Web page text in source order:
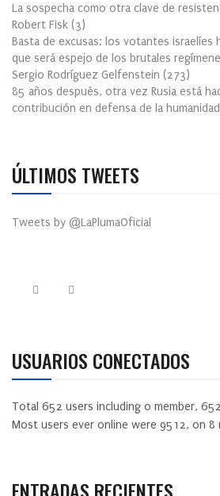
La sospecha como otra clave de
Robert Fisk (3)
Basta de excusas: los votantes israelíes
que será espejo de los brutales
Sergio Rodríguez Gelfenstein (273)
85 años después, otra vez Rusia está
contribución en defensa de la
ÚLTIMOS TWEETS
Tweets by @LaPlumaOficial
USUARIOS CONECTADOS
Total 652 users including 0 member, 652
Most users ever online were 9512, on 8